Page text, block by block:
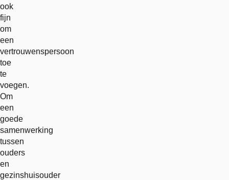
ook
fijn
om
een
vertrouwenspersoon
toe
te
voegen.
Om
een
goede
samenwerking
tussen
ouders
en
gezinshuisouder